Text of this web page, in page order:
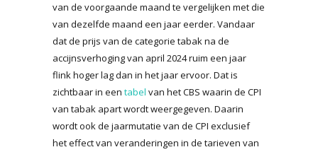
van de voorgaande maand te vergelijken met die
van dezelfde maand een jaar eerder. Vandaar
dat de prijs van de categorie tabak na de
accijnsverhoging van april 2024 ruim een jaar
flink hoger lag dan in het jaar ervoor. Dat is
zichtbaar in een tabel van het CBS waarin de CPI
van tabak apart wordt weergegeven. Daarin
wordt ook de jaarmutatie van de CPI exclusief
het effect van veranderingen in de tarieven van